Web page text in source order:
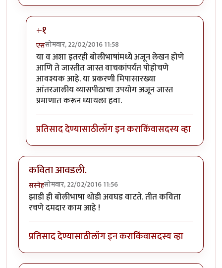
+१
एससोमवार, 22/02/2016 11:58
In reply toनवीन प्रयोग!byपैसा
या व अशा इतरही बोलीभाषांमध्ये अजून लेखन होणे
आणि ते जास्तीत जास्त वाचकांपर्यंत पोहोचणे
आवश्यक आहे. या प्रकरणी मिपासारख्या
आंतरजालीय व्यासपीठाचा उपयोग अजून जास्त
प्रमाणात करून घ्यायला हवा.
प्रतिसाद देण्यासाठीलॉग इन कराकिंवासदस्य व्हा
कविता आवडली.
सस्नेहसोमवार, 22/02/2016 11:56
झाडी ही बोलीभाषा थोडी अवघड वाटते. तीत कविता
रचणे दमदार काम आहे !
प्रतिसाद देण्यासाठीलॉग इन कराकिंवासदस्य व्हा